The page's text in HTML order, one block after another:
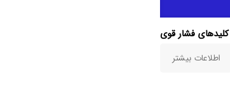
کلیدهای فشار قوی
اطلاعات بیشتر